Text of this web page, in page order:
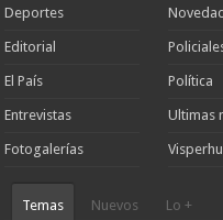
Deportes
Editorial
El País
Entrevistas
Fotogalerías
Política
Ultimas
Temas Nuevos Lo +